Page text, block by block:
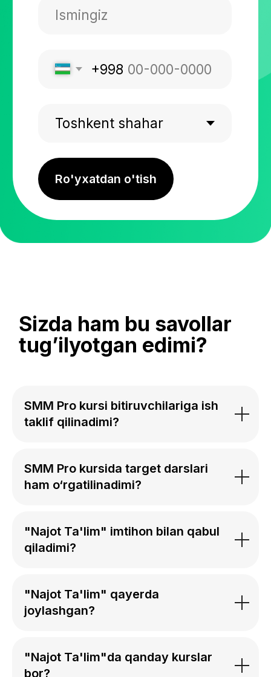
SMM Pro kursi bitiruvchilariga ish
taklif qilinadimi?
SMM Pro kursida target darslari
ham o‘rgatilinadimi?
"Najot Ta'lim" imtihon bilan qabul
qiladimi?
"Najot Ta'lim" qayerda
joylashgan?
"Najot Ta'lim"da qanday kurslar
bor?